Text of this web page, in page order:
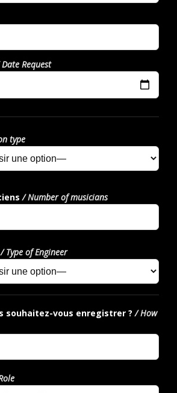
Request
type
/ Number of musicians
/ Type of Engineer
souhaitez-vous enregistrer ?/ How